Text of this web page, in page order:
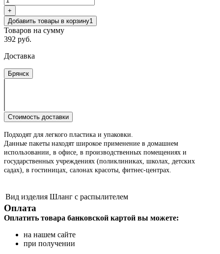
+
Добавить товары в корзину1
Товаров на сумму
392 руб.
Доставка
Брянск
Стоимость доставки
Подходят для легкого пластика и упаковки.
Данные пакеты находят широкое применение в домашнем
использовании, в офисе, в производственных помещениях и
государственных учреждениях (поликлиниках, школах, детских
садах), в гостиницах, салонах красоты, фитнес-центрах.
Вид изделия Шланг с распылителем
Оплата
Оплатить товара банковской картой вы можете:
на нашем сайте
при получении